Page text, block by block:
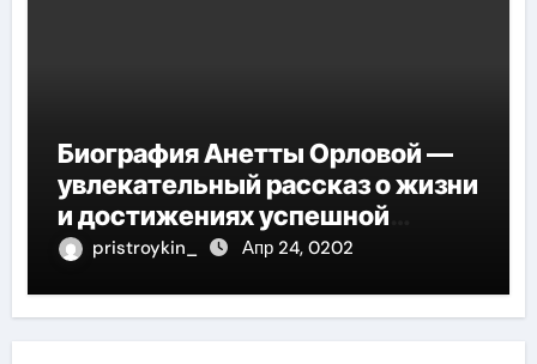
Биография Анетты Орловой —
увлекательный рассказ о жизни
и достижениях успешной
фигуристки
pristroykin_ Апр 24, 0202